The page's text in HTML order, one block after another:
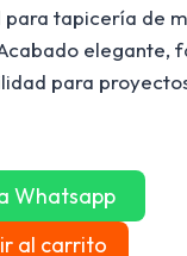
tapicería de
elegante,
para
Whatsapp
al carrito